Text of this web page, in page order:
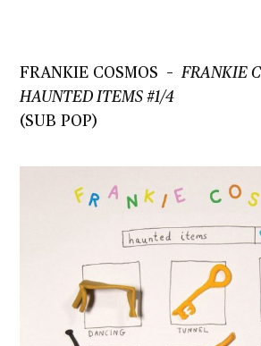
FRANKIE COSMOS –FRANKIE
HAUNTED ITEMS #1/4
(SUB POP)